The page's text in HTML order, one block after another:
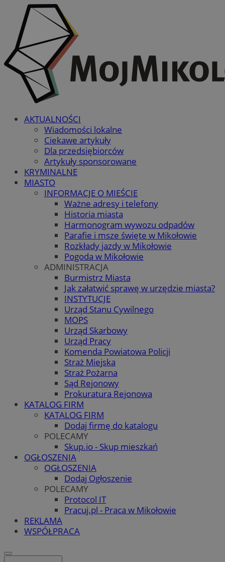
AKTUALNOŚCI
Wiadomości lokalne
Ciekawe artykuły
Dla przedsiębiorców
Artykuły sponsorowane
KRYMINALNE
MIASTO
INFORMACJE O MIEŚCIE
Ważne adresy i telefony
Historia miasta
Harmonogram wywozu odpadów
Parafie i msze święte w Mikołowie
Rozkłady jazdy w Mikołowie
Pogoda w Mikołowie
ADMINISTRACJA
Burmistrz Miasta
Jak załatwić sprawę w urzędzie miasta?
INSTYTUCJE
Urząd Stanu Cywilnego
MOPS
Urząd Skarbowy
Urząd Pracy
Komenda Powiatowa Policji
Straż Miejska
Straż Pożarna
Sąd Rejonowy
Prokuratura Rejonowa
KATALOG FIRM
KATALOG FIRM
Dodaj firmę do katalogu
POLECAMY
Skup.io - Skup mieszkań
OGŁOSZENIA
OGŁOSZENIA
Dodaj Ogłoszenie
POLECAMY
Protocol IT
Pracuj.pl - Praca w Mikołowie
REKLAMA
WSPÓŁPRACA